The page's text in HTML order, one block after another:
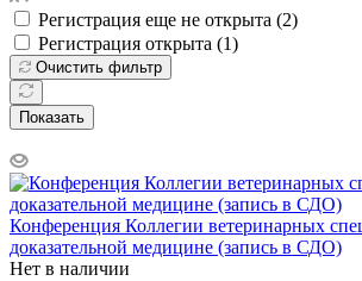
Регистрация еще не открыта (2)
Регистрация открыта (1)
Очистить фильтр
Показать
Конференция Коллегии ветеринарных
доказательной медицине (запись в СДО)
Нет в наличии